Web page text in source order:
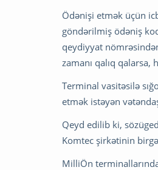
Ödənişi etmək üçün
göndərilmiş ödəniş
qeydiyyat
zamanı qalıq
Terminal vasitəsilə
etmək istəyən
Qeyd edilib ki,
Komtec şirkətinin
MilliÖn